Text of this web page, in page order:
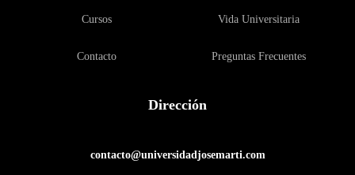
Cursos
Contacto
Vida Universitaria
Preguntas Frecuentes
Dirección
contacto@universidadjosemarti.com